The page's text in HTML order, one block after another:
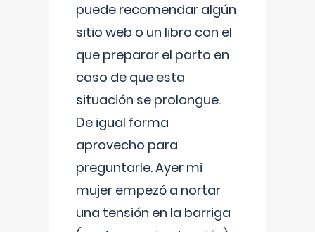
puede recomendar algún
sitio web o un libro con el
que preparar el parto en
caso de que esta
situación se prolongue.
De igual forma
aprovecho para
preguntarle. Ayer mi
mujer empezó a nortar
una tensión en la barriga